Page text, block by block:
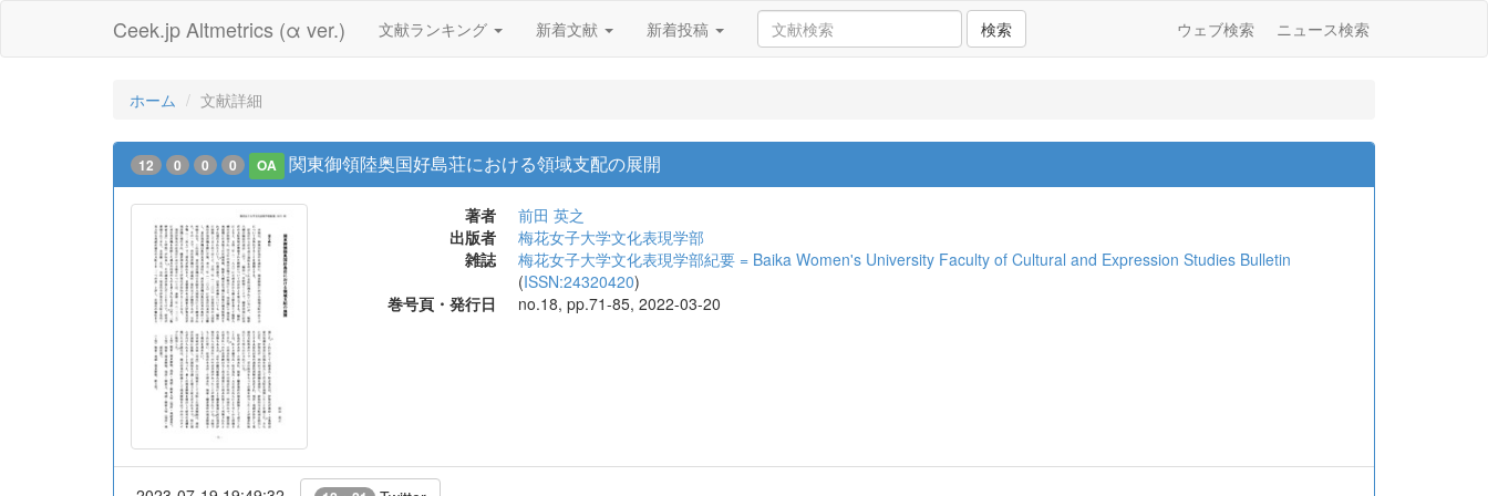
Ceek.jp Altmetrics (α ver.) 文献ランキング 新着文献 新着投稿 検索 ウェブ検索 ニュース検索
ホーム 文献詳細
12 0 0 0 OA 関東御領陸奥国好島荘における領域支配の展開
著者
前田 英之
出版者
梅花女子大学文化表現学部
雑誌
梅花女子大学文化表現学部紀要 = Baika Women's University Faculty of Cultural and Expression Studies Bulletin
(ISSN:24320420)
巻号頁・発行日
no.18, pp.71-85, 2022-03-20